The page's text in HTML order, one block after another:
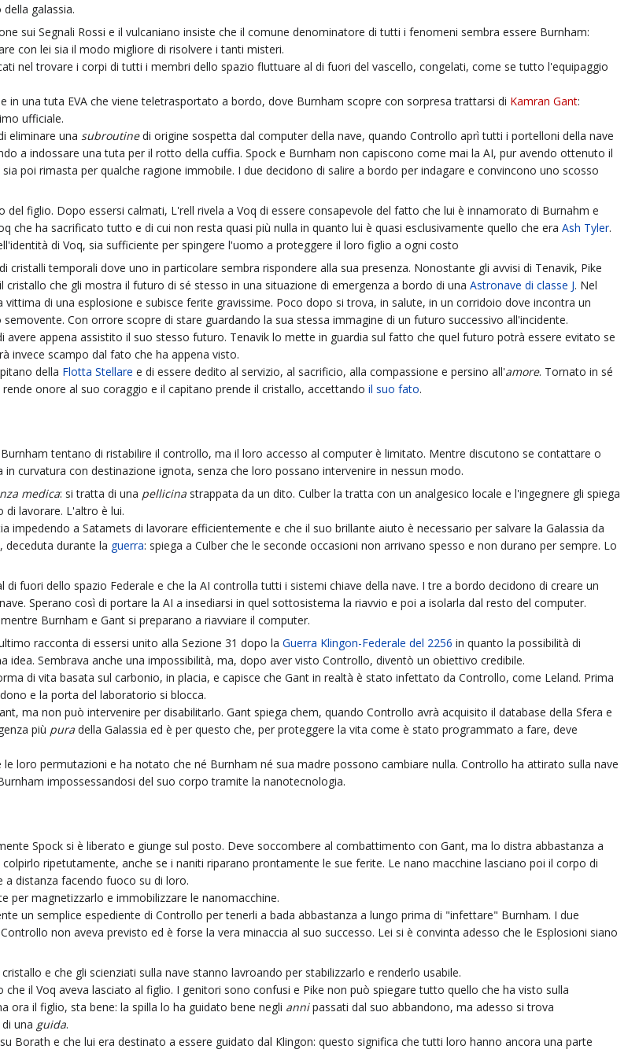
galassia.
sui Segnali Rossi e il vulcaniano insiste che il comune denominatore di tutti i fenomeni sembra essere Burnham:
con lei sia il modo migliore di risolvere i tanti misteri.
nel trovare i corpi di tutti i membri dello spazio fluttuare al di fuori del vascello, congelati, come se tutto l'equipaggio
in una tuta EVA che viene teletrasportato a bordo, dove Burnham scopre con sorpresa trattarsi di Kamran Gant:
ufficiale.
eliminare una subroutinedi origine sospetta dal computer della nave, quando Controllo aprì tutti i portelloni della nave
a indossare una tuta per il rotto della cuffia. Spock e Burnham non capiscono come mai la AI, pur avendo ottenuto il
poi rimasta per qualche ragione immobile. I due decidono di salire a bordo per indagare e convincono uno scosso
del figlio. Dopo essersi calmati, L'rell rivela a Voq di essere consapevole del fatto che lui è innamorato di Burnahm e
che ha sacrificato tutto e di cui non resta quasi più nulla in quanto lui è quasi esclusivamente quello che era Ash Tyler.
di Voq, sia sufficiente per spingere l'uomo a proteggere il loro figlio a ogni costo
cristalli temporali dove uno in particolare sembra rispondere alla sua presenza. Nonostante gli avvisi di Tenavik, Pike
che gli mostra il futuro di sé stesso in una situazione di emergenza a bordo di una Astronave di classe J. Nel
di una esplosione e subisce ferite gravissime. Poco dopo si trova, in salute, in un corridoio dove incontra un
Con orrore scopre di stare guardando la sua stessa immagine di un futuro successivo all'incidente.
appena assistito il suo stesso futuro. Tenavik lo mette in guardia sul fatto che quel futuro potrà essere evitato se
invece scampo dal fato che ha appena visto.
della Flotta Stellare e di essere dedito al servizio, al sacrificio, alla compassione e persino all'amore. Tornato in sé
onore al suo coraggio e il capitano prende il cristallo, accettando il suo fato.
tentano di ristabilire il controllo, ma il loro accesso al computer è limitato. Mentre discutono se contattare o
curvatura con destinazione ignota, senza che loro possano intervenire in nessun modo.
medica: si tratta di una pellicina strappata da un dito. Culber la tratta con un analgesico locale e l'ingegnere gli spiega
di lavorare. L'altro è lui.
impedendo a Satamets di lavorare efficientemente e che il suo brillante aiuto è necessario per salvare la Galassia da
deceduta durante la guerra: spiega a Culber che le seconde occasioni non arrivano spesso e non durano per sempre. Lo
di fuori dello spazio Federale e che la AI controlla tutti i sistemi chiave della nave. I tre a bordo decidono di creare un
Sperano così di portare la AI a insediarsi in quel sottosistema la riavvio e poi a isolarla dal resto del computer.
Burnham e Gant si preparano a riavviare il computer.
racconta di essersi unito alla Sezione 31 dopo la Guerra Klingon-Federale del 2256 in quanto la possibilità di
idea. Sembrava anche una impossibilità, ma, dopo aver visto Controllo, diventò un obiettivo credibile.
di vita basata sul carbonio, in placia, e capisce che Gant in realtà è stato infettato da Controllo, come Leland. Prima
e la porta del laboratorio si blocca.
ma non può intervenire per disabilitarlo. Gant spiega chem, quando Controllo avrà acquisito il database della Sfera e
più pura della Galassia ed è per questo che, per proteggere la vita come è stato programmato a fare, deve
loro permutazioni e ha notato che né Burnham né sua madre possono cambiare nulla. Controllo ha attirato sulla nave
impossessandosi del suo corpo tramite la nanotecnologia.
Spock si è liberato e giunge sul posto. Deve soccombere al combattimento con Gant, ma lo distra abbastanza a
ripetutamente, anche se i naniti riparano prontamente le sue ferite. Le nano macchine lasciano poi il corpo di
a distanza facendo fuoco su di loro.
per magnetizzarlo e immobilizzare le nanomacchine.
un semplice espediente di Controllo per tenerli a bada abbastanza a lungo prima di "infettare" Burnham. I due
non aveva previsto ed è forse la vera minaccia al suo successo. Lei si è convinta adesso che le Esplosioni siano
e che gli scienziati sulla nave stanno lavroando per stabilizzarlo e renderlo usabile.
che il Voq aveva lasciato al figlio. I genitori sono confusi e Pike non può spiegare tutto quello che ha visto sulla
ora il figlio, sta bene: la spilla lo ha guidato bene negli annipassati dal suo abbandono, ma adesso si trova
una guida.
Borath e che lui era destinato a essere guidato dal Klingon: questo significa che tutti loro hanno ancora una parte